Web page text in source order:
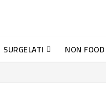
SURGELATI NON FOOD